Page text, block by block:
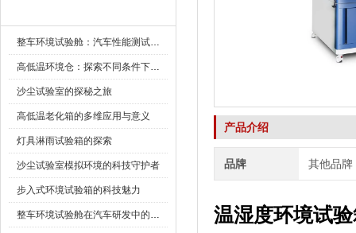
整车环境试验舱：汽车性能测试的设备
高低温环境仓：探索不同条件下的科学奥秘
沙尘试验室的探秘之旅
高低温老化箱的多维应用与意义
灯具淋雨试验箱的探索
沙尘试验室模拟环境的科技守护者
步入式环境试验箱的科技魅力
整车环境试验舱在汽车研发中的作用
产品介绍
品牌 其他品牌
温湿度环境试